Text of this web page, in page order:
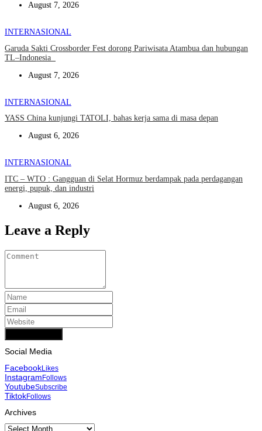
August 7, 2026
INTERNASIONAL
Garuda Sakti Crossborder Fest dorong Pariwisata Atambua dan hubungan
TL–Indonesia
August 7, 2026
INTERNASIONAL
YASS China kunjungi TATOLI, bahas kerja sama di masa depan
August 6, 2026
INTERNASIONAL
ITC – WTO : Gangguan di Selat Hormuz berdampak pada perdagangan
energi, pupuk, dan industri
August 6, 2026
Leave a Reply
Social Media
FacebookLikes
InstagramFollows
YoutubeSubscribe
TiktokFollows
Archives
Archives